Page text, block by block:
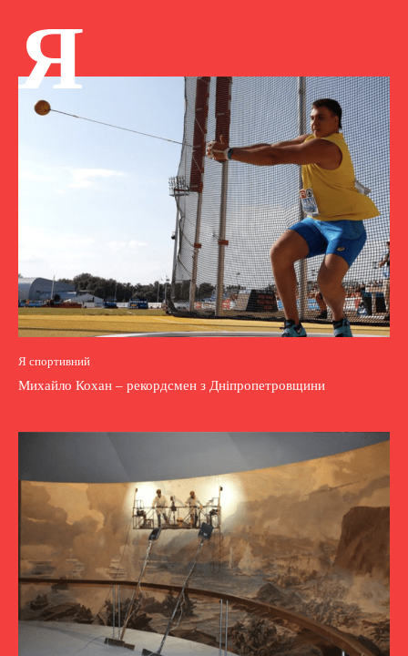
Я
Я спортивний
Михайло Кохан – рекордсмен з Дніпропетровщини